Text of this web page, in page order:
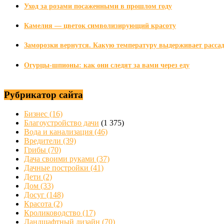
Уход за розами посаженными в прошлом году
Камелия — цветок символизирующий красоту
Заморозки вернутся. Какую температуру выдерживает
Огурцы-шпионы: как они следят за вами через еду
Рубрикатор сайта
Бизнес (16)
Благоустройство дачи (1 375)
Вода и канализация (46)
Вредители (39)
Грибы (70)
Дача своими руками (37)
Дачные постройки (41)
Дети (2)
Дом (33)
Досуг (148)
Красота (2)
Кролиководство (17)
Ландшафтный дизайн (70)